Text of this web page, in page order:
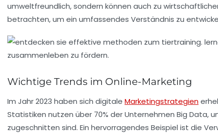
umweltfreundlich, sondern können auch zu
betrachten, um ein umfassendes Verständnis zu
Wichtige Trends im Online-Marketing
Im Jahr 2023 haben sich digitale Marketingstrategien
Statistiken nutzen über 70% der Unternehmen Big Data,
zugeschnitten sind. Ein hervorragendes Beispiel ist die